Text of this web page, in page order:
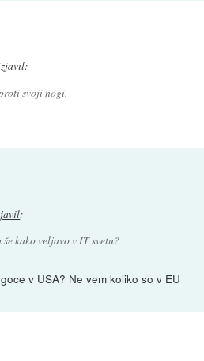
:
svoji nogi.
:
kako veljavo v IT svetu?
v USA? Ne vem koliko so v EU